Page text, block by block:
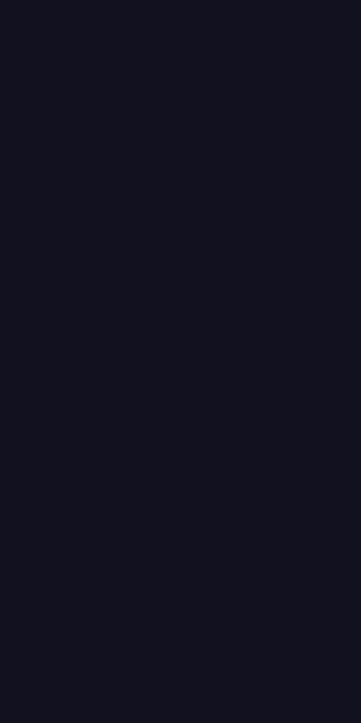
construir plataformas digitales realmente
sino que también aumentó conversiones hasta
sitio no deje a nadie fuera y destaque en